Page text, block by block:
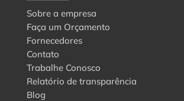
Sobre a empresa
Faça um Orçamento
Fornecedores
Contato
Trabalhe Conosco
Relatório de transparência
Blog